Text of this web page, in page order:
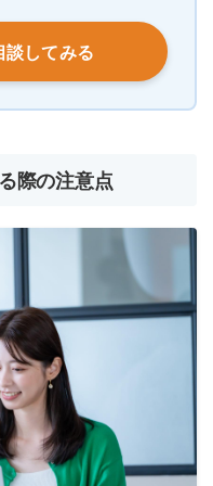
してみる
際の注意点